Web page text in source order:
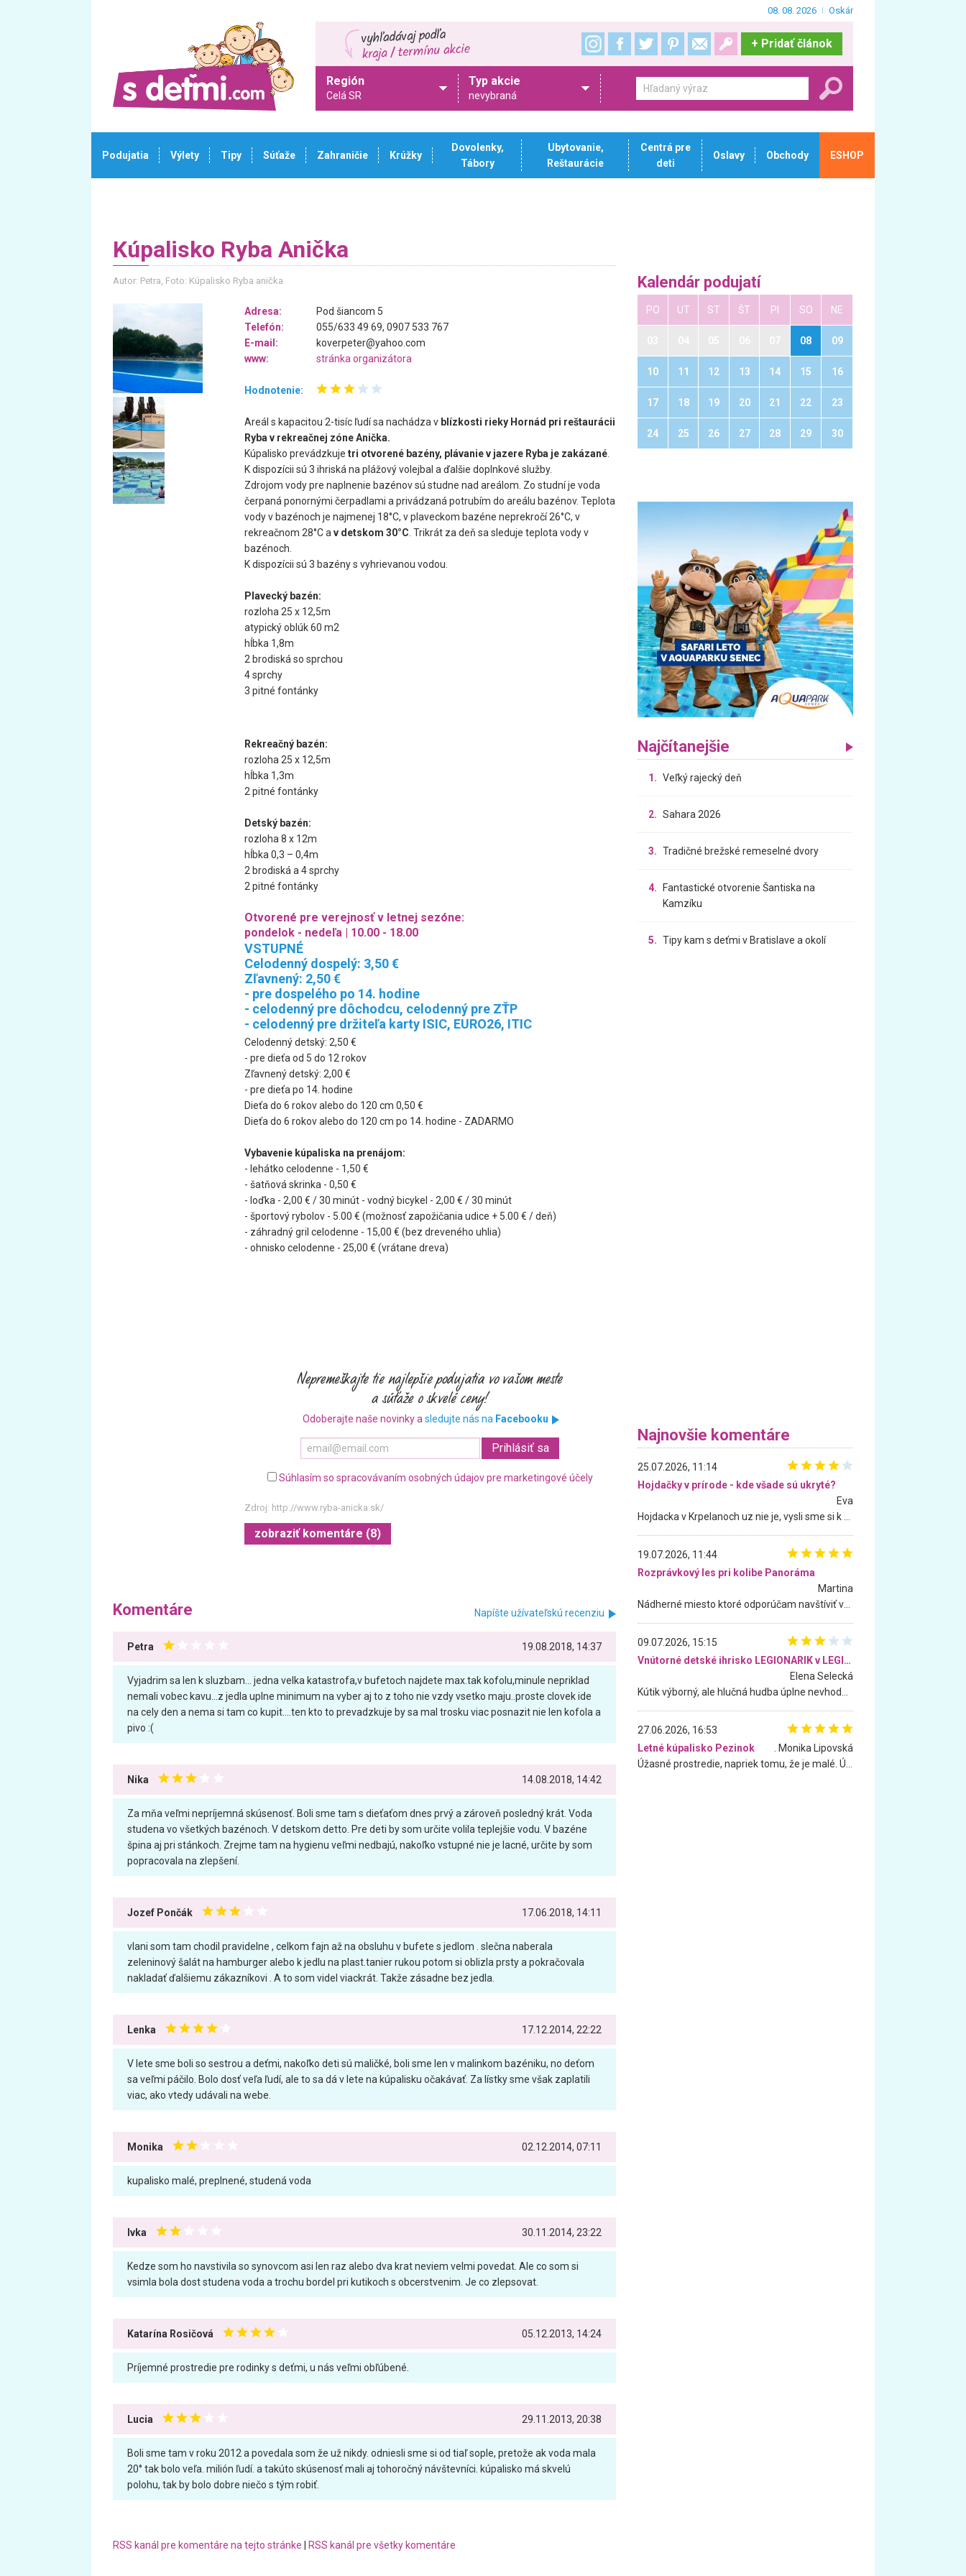
08. 08. 2026 Oskár
+ Pridať článok
Región
Celá SR
Typ akcie
nevybraná
Podujatia Výlety Tipy Súťaže Zahraničie Krúžky
Dovolenky,
Tábory
Ubytovanie,
Reštaurácie
Centrá pre
deti
Oslavy Obchody ESHOP
Kúpalisko Ryba Anička
Autor: Petra, Foto: Kúpalisko Ryba anička
Adresa:
Pod šiancom 5
Telefón:
055/633 49 69, 0907 533 767
E-mail:
koverpeter@yahoo.com
www:
stránka organizátora
Hodnotenie:
Areál s kapacitou 2-tisíc ľudí sa nachádza vblízkosti rieky Hornád pri reštaurácii
Ryba v rekreačnej zóne Anička.
Kúpalisko prevádzkuje tri otvorené bazény, plávanie v jazere Ryba je zakázané.
K dispozícii sú 3 ihriská na plážový volejbal a ďalšie doplnkové služby.
Zdrojom vody pre naplnenie bazénov sú studne nad areálom. Zo studní je voda
čerpaná ponornými čerpadlami a privádzaná potrubím do areálu bazénov. Teplota
vody v bazénoch je najmenej 18°C, v plaveckom bazéne neprekročí 26°C, v
rekreačnom 28°C a v detskom 30°C . Trikrát za deň sa sleduje teplota vody v
bazénoch.
K dispozícii sú 3 bazény s vyhrievanou vodou.
Plavecký bazén:
rozloha 25 x 12,5m
atypický oblúk 60 m2
hĺbka 1,8m
2 brodiská so sprchou
4 sprchy
3 pitné fontánky
Rekreačný bazén:
rozloha 25 x 12,5m
hĺbka 1,3m
2 pitné fontánky
Detský bazén:
rozloha 8 x 12m
hĺbka 0,3 – 0,4m
2 brodiská a 4 sprchy
2 pitné fontánky
Otvorené pre verejnosť v letnej sezóne:
pondelok - nedeľa | 10.00 - 18.00
VSTUPNÉ
Celodenný dospelý: 3,50 €
Zľavnený: 2,50 €
- pre dospelého po 14. hodine
- celodenný pre dôchodcu, celodenný pre ZŤP
- celodenný pre držiteľa karty ISIC, EURO26, ITIC
Celodenný detský: 2,50 €
- pre dieťa od 5 do 12 rokov
Zľavnený detský: 2,00 €
- pre dieťa po 14. hodine
Dieťa do 6 rokov alebo do 120 cm 0,50 €
Dieťa do 6 rokov alebo do 120 cm po 14. hodine - ZADARMO
Vybavenie kúpaliska na prenájom:
- lehátko celodenne - 1,50 €
- šatňová skrinka - 0,50 €
- loďka - 2,00 € / 30 minút - vodný bicykel - 2,00 € / 30 minút
- športový rybolov - 5.00 € (možnosť zapožičania udice + 5.00 € / deň)
- záhradný gril celodenne - 15,00 € (bez dreveného uhlia)
- ohnisko celodenne - 25,00 € (vrátane dreva)
Odoberajte naše novinky a sledujte nás na Facebooku
Súhlasím so spracovávaním osobných údajov pre marketingové účely
Zdroj: http://www.ryba-anicka.sk/
zobraziť komentáre (8)
Komentáre Napíšte užívateľskú recenziu
Petra 19.08.2018, 14:37
Vyjadrim sa len k sluzbam... jedna velka katastrofa,v bufetoch najdete max.tak kofolu,minule nepriklad
nemali vobec kavu...z jedla uplne minimum na vyber aj to z toho nie vzdy vsetko maju..proste clovek ide
na cely den a nema si tam co kupit....ten kto to prevadzkuje by sa mal trosku viac posnazit nie len kofola a
pivo :(
Nika 14.08.2018, 14:42
Za mňa veľmi nepríjemná skúsenosť. Boli sme tam s dieťaťom dnes prvý a zároveň posledný krát. Voda
studena vo všetkých bazénoch. V detskom detto. Pre deti by som určite volila teplejšie vodu. V bazéne
špina aj pri stánkoch. Zrejme tam na hygienu veľmi nedbajú, nakoľko vstupné nie je lacné, určite by som
popracovala na zlepšení.
Jozef Pončák 17.06.2018, 14:11
vlani som tam chodil pravidelne , celkom fajn až na obsluhu v bufete s jedlom . slečna naberala
zeleninový šalát na hamburger alebo k jedlu na plast.tanier rukou potom si oblizla prsty a pokračovala
nakladať ďalšiemu zákazníkovi . A to som videl viackrát. Takže zásadne bez jedla.
Lenka 17.12.2014, 22:22
V lete sme boli so sestrou a deťmi, nakoľko deti sú maličké, boli sme len v malinkom bazéniku, no deťom
sa veľmi páčilo. Bolo dosť veľa ľudí, ale to sa dá v lete na kúpalisku očakávať. Za lístky sme však zaplatili
viac, ako vtedy udávali na webe.
Monika 02.12.2014, 07:11
kupalisko malé, preplnené, studená voda
Ivka 30.11.2014, 23:22
Kedze som ho navstivila so synovcom asi len raz alebo dva krat neviem velmi povedat. Ale co som si
vsimla bola dost studena voda a trochu bordel pri kutikoch s obcerstvenim. Je co zlepsovat.
Katarína Rosičová 05.12.2013, 14:24
Príjemné prostredie pre rodinky s deťmi, u nás veľmi obľúbené.
Lucia 29.11.2013, 20:38
Boli sme tam v roku 2012 a povedala som že už nikdy. odniesli sme si od tiaľ sople, pretože ak voda mala
20° tak bolo veľa. milión ľudí. a takúto skúsenosť mali aj tohoročný návštevníci. kúpalisko má skvelú
polohu, tak by bolo dobre niečo s tým robiť.
RSS kanál pre komentáre na tejto stránke RSS kanál pre všetky komentáre
Kalendár podujatí
PO UT ST ŠT PI SO NE
08 09
10 11 12 13 14 15 16
17 18 19 20 21 22 23
24 25 26 27 28 29 30
Najčítanejšie
1. Veľký rajecký deň
2. Sahara 2026
3. Tradičné brežské remeselné dvory
4.
Fantastické otvorenie Šantiska na
Kamzíku
5. Tipy kam s deťmi v Bratislave a okolí
Najnovšie komentáre
25.07.2026, 11:14
Hojdačky v prírode - kde všade sú ukryté?
Eva
19.07.2026, 11:44
Rozprávkový les pri kolibe Panoráma
Martina
09.07.2026, 15:15
Vnútorné detské ihrisko LEGIONARIK v LEGIA Fitness
Elena Selecká
27.06.2026, 16:53
Letné kúpalisko Pezinok
. Monika Lipovská